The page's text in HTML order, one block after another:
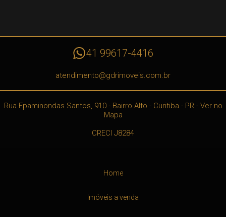
41 99617-4416
atendimento@gdrimoveis.com.br
Rua Epaminondas Santos, 910 - Bairro Alto - Curitiba - PR- Ver no
Mapa
CRECI J8284
Home
Imóveis a venda